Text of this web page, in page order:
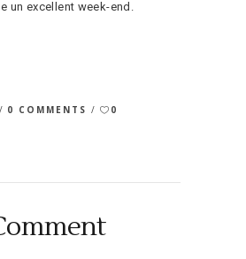
un excellent week-end.
0 COMMENTS 0